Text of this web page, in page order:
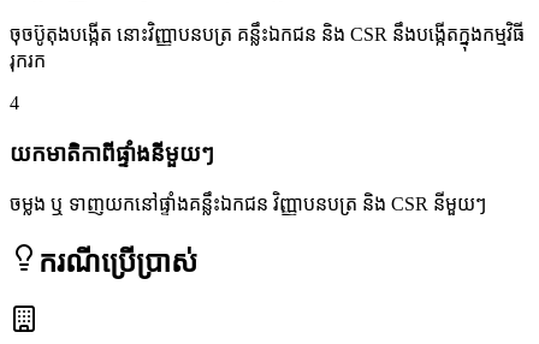
ចុចប៊ូតុងបង្កើត នោះវិញ្ញាបនបត្រ គន្លឹះឯកជន និង CSR នឹងបង្កើតក្នុងកម្មវិធី
រុករក
4
យកមាតិកាពីផ្ទាំងនីមួយៗ
ចម្លង ឬ ទាញយកនៅផ្ទាំងគន្លឹះឯកជន វិញ្ញាបនបត្រ និង CSR នីមួយៗ
ករណីប្រើប្រាស់